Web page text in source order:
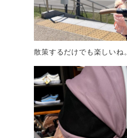
散策するだけでも楽しいね。